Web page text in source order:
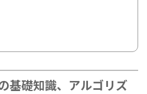
基礎知識、アルゴリズ